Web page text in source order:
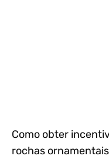
Como obter
rochas